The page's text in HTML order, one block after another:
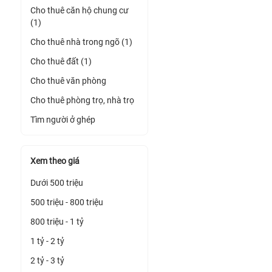
Cho thuê căn hộ chung cư
(1)
Cho thuê nhà trong ngõ (1)
Cho thuê đất (1)
Cho thuê văn phòng
Cho thuê phòng trọ, nhà trọ
Tìm người ở ghép
Xem theo giá
Dưới 500 triệu
500 triệu - 800 triệu
800 triệu - 1 tỷ
1 tỷ - 2 tỷ
2 tỷ - 3 tỷ